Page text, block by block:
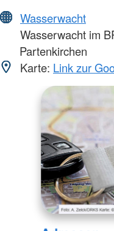
Wasserwacht
Wasserwacht im
Partenkirchen
Karte: Link zur